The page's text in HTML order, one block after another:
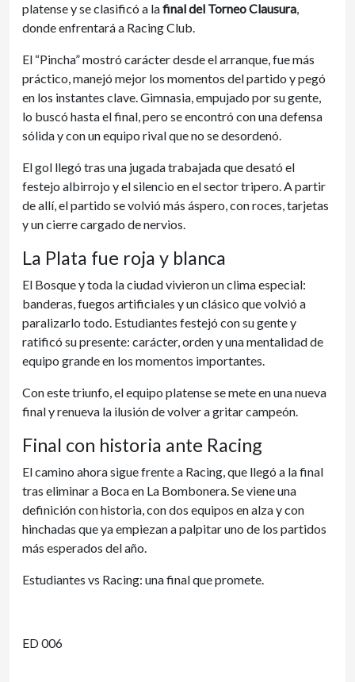
platense y se clasificó a lafinal del Torneo Clausura,
donde enfrentará a Racing Club.
El “Pincha” mostró carácter desde el arranque, fue más
práctico, manejó mejor los momentos del partido y pegó
en los instantes clave. Gimnasia, empujado por su gente,
lo buscó hasta el final, pero se encontró con una defensa
sólida y con un equipo rival que no se desordenó.
El gol llegó tras una jugada trabajada que desató el
festejo albirrojo y el silencio en el sector tripero. A partir
de allí, el partido se volvió más áspero, con roces, tarjetas
y un cierre cargado de nervios.
La Plata fue roja y blanca
El Bosque y toda la ciudad vivieron un clima especial:
banderas, fuegos artificiales y un clásico que volvió a
paralizarlo todo. Estudiantes festejó con su gente y
ratificó su presente: carácter, orden y una mentalidad de
equipo grande en los momentos importantes.
Con este triunfo, el equipo platense se mete en una nueva
final y renueva la ilusión de volver a gritar campeón.
Final con historia ante Racing
El camino ahora sigue frente a Racing, que llegó a la final
tras eliminar a Boca en La Bombonera. Se viene una
definición con historia, con dos equipos en alza y con
hinchadas que ya empiezan a palpitar uno de los partidos
más esperados del año.
Estudiantes vs Racing: una final que promete.
ED 006